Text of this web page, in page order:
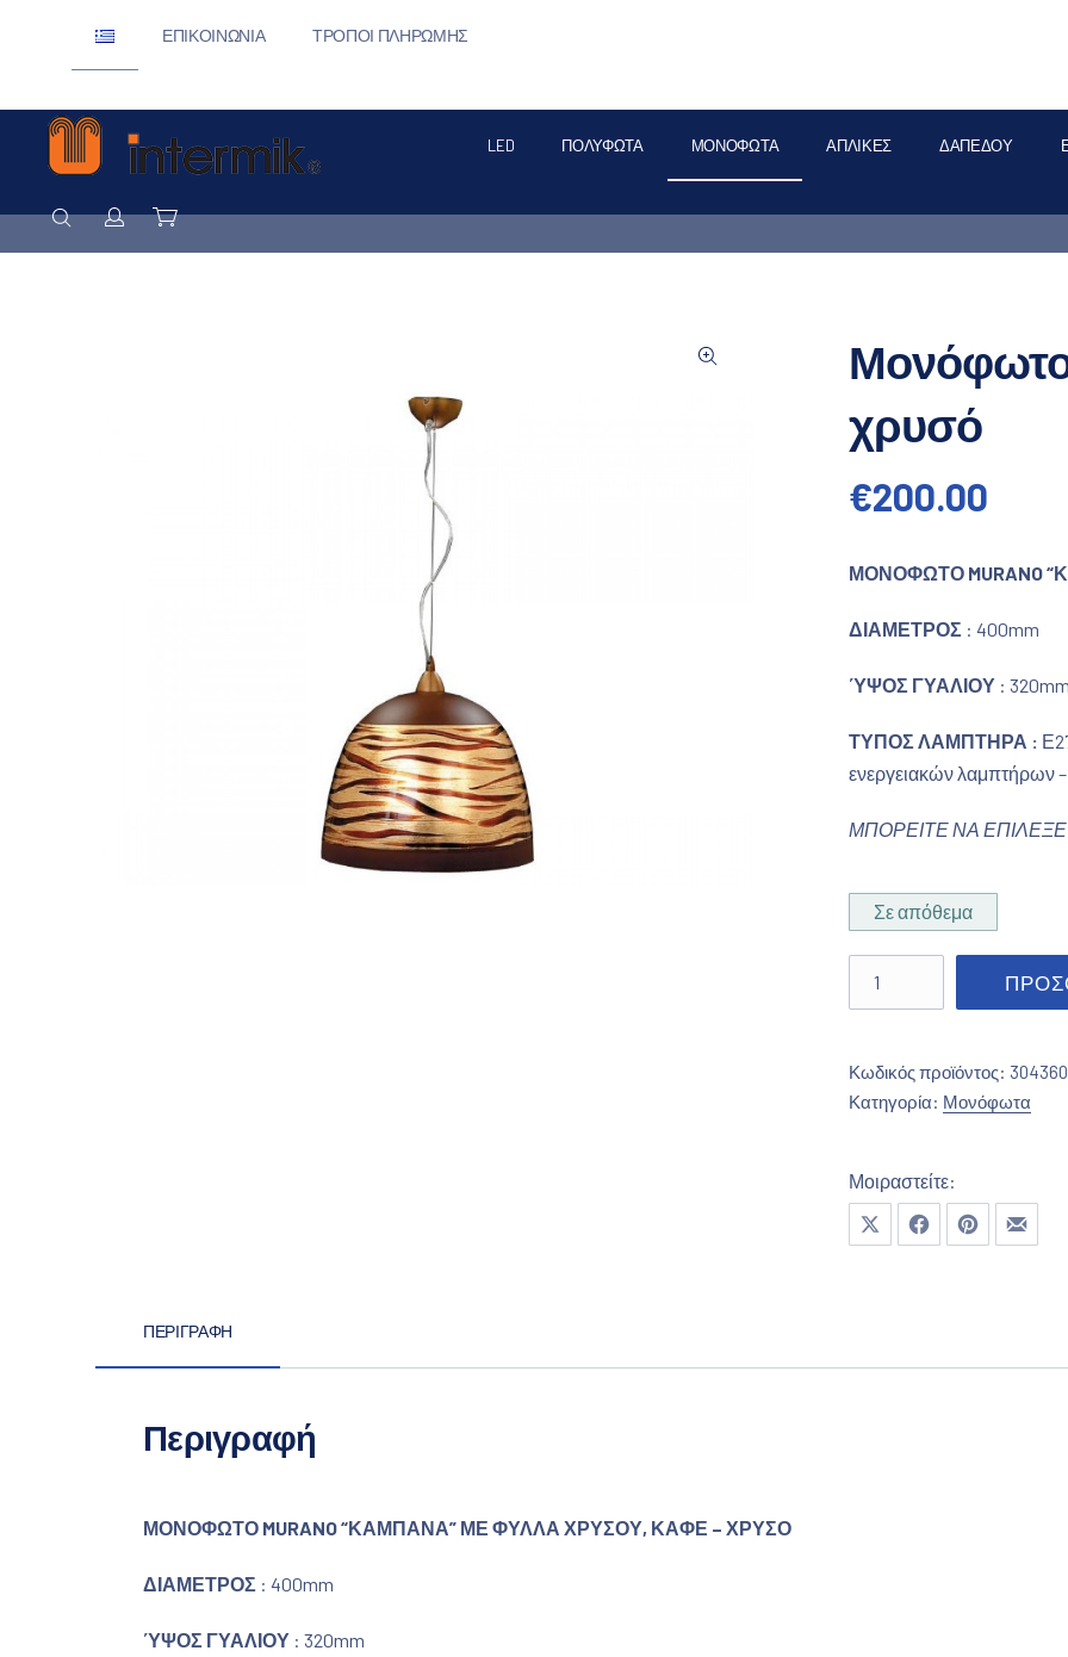
ΕΠΙΚΟΙΝΩΝΊΑ ΤΡΌΠΟΙ ΠΛΗΡΩΜΉΣ
LED ΠΟΛΎΦΩΤΑ ΜΟΝΌΦΩΤΑ ΑΠΛΊΚΕΣ ΔΑΠΈΔΟΥ
ΑΝΑΖΉΤΗΣΗ
Σύνδεση / Εγγραφή
Καλάθι
χρυσό
€200.00
ΜΟΝΟΦΩΤΟ
ΔΙΑΜΕΤΡΟΣ : 400mm
ΎΨΟΣ ΓΥΑΛΙΟΥ : 320mm
ΤΥΠΟΣ ΛΑΜΠΤΗΡΑ :
ενεργειακών λαμπτήρων –
ΜΠΟΡΕΙΤΕ ΝΑ
Σε απόθεμα
Κωδικός προϊόντος:
Κατηγορία: Μονόφωτα
Μοιραστείτε:
Μοιραστείτε το στο X
Μοιραστείτε το στο
Μοιραστείτε
ΠΕΡΙΓΡΑΦΉ
Περιγραφή
ΜΟΝΟΦΩΤΟ MURANO “ΚΑΜΠΑΝΑ” ΜΕ ΦΥΛΛΑ ΧΡΥΣΟΥ, ΚΑΦΕ – ΧΡΥΣΟ
ΔΙΑΜΕΤΡΟΣ : 400mm
ΎΨΟΣ ΓΥΑΛΙΟΥ : 320mm